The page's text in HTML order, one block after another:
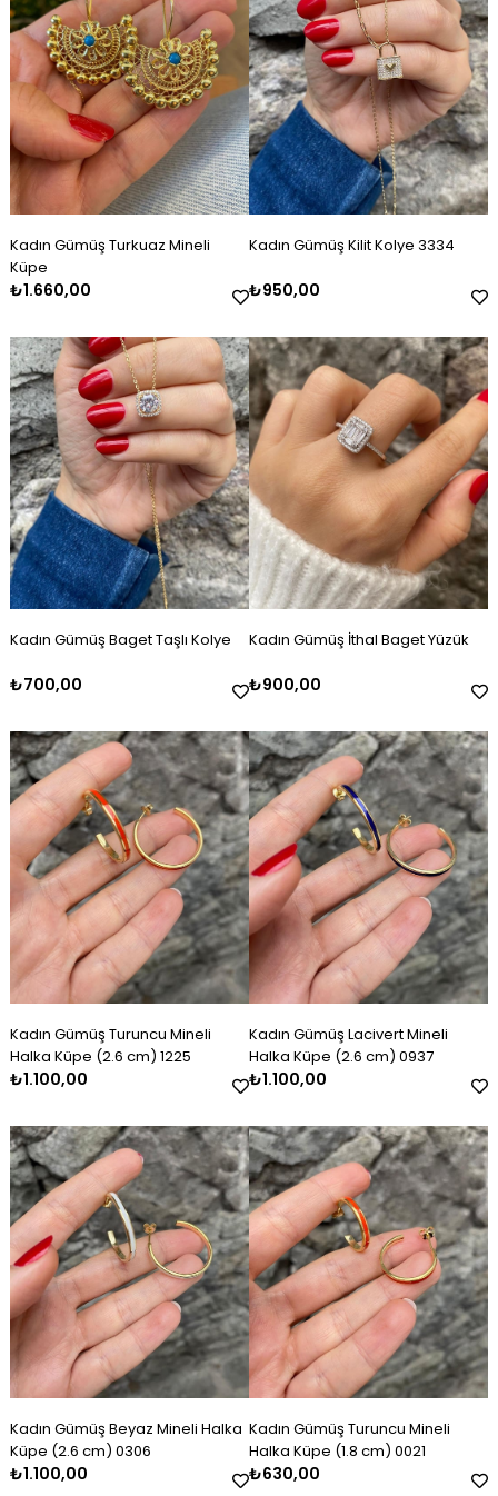
Kadın Gümüş Turkuaz Mineli
Küpe
₺1.660,00
Kadın Gümüş Kilit Kolye 3334
₺950,00
Kadın Gümüş Baget Taşlı Kolye
₺700,00
Kadın Gümüş İthal Baget Yüzük
₺900,00
Kadın Gümüş Turuncu Mineli
Halka Küpe (2.6 cm) 1225
₺1.100,00
Kadın Gümüş Lacivert Mineli
Halka Küpe (2.6 cm) 0937
₺1.100,00
Kadın Gümüş Beyaz Mineli Halka
Küpe (2.6 cm) 0306
₺1.100,00
Kadın Gümüş Turuncu Mineli
Halka Küpe (1.8 cm) 0021
₺630,00